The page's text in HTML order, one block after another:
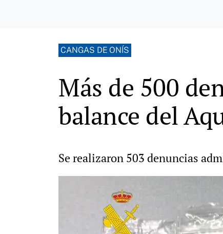
CANGAS DE ONÍS
Más de 500
balance del
Se realizaron 503 denuncias